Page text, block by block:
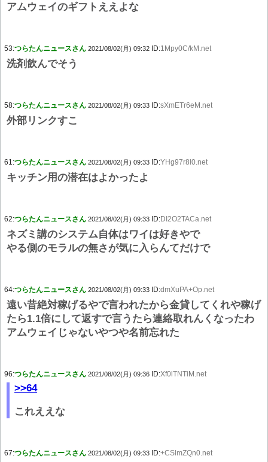
アムウェイのギフトええよな
53:つらたんニュースさん 2021/08/02(月) 09:32 ID:1Mpy0C/kM.net
洗剤飲んでそう
58:つらたんニュースさん 2021/08/02(月) 09:33 ID:sXmETr6eM.net
外部リンクすこ
61:つらたんニュースさん 2021/08/02(月) 09:33 ID:YHg97r8l0.net
キッチン用の潜在はよかったよ
62:つらたんニュースさん 2021/08/02(月) 09:33 ID:DI2O2TACa.net
ネズミ講のシステム自体はワイは好きやで
やる側のモラルの無さが気に入らんてだけで
64:つらたんニュースさん 2021/08/02(月) 09:33 ID:dmXuPA+Op.net
遠い昔絶対稼げるやで言われたから金貸してくれや稼げ
たら1.1倍にして返すで言うたら連絡取れんくなったわ
アムウェイじゃないやつや名前忘れた
96:つらたんニュースさん 2021/08/02(月) 09:36 ID:Xf0lTNTiM.net
>>64
これええな
67:つらたんニュースさん 2021/08/02(月) 09:33 ID:+CSlmZQn0.net